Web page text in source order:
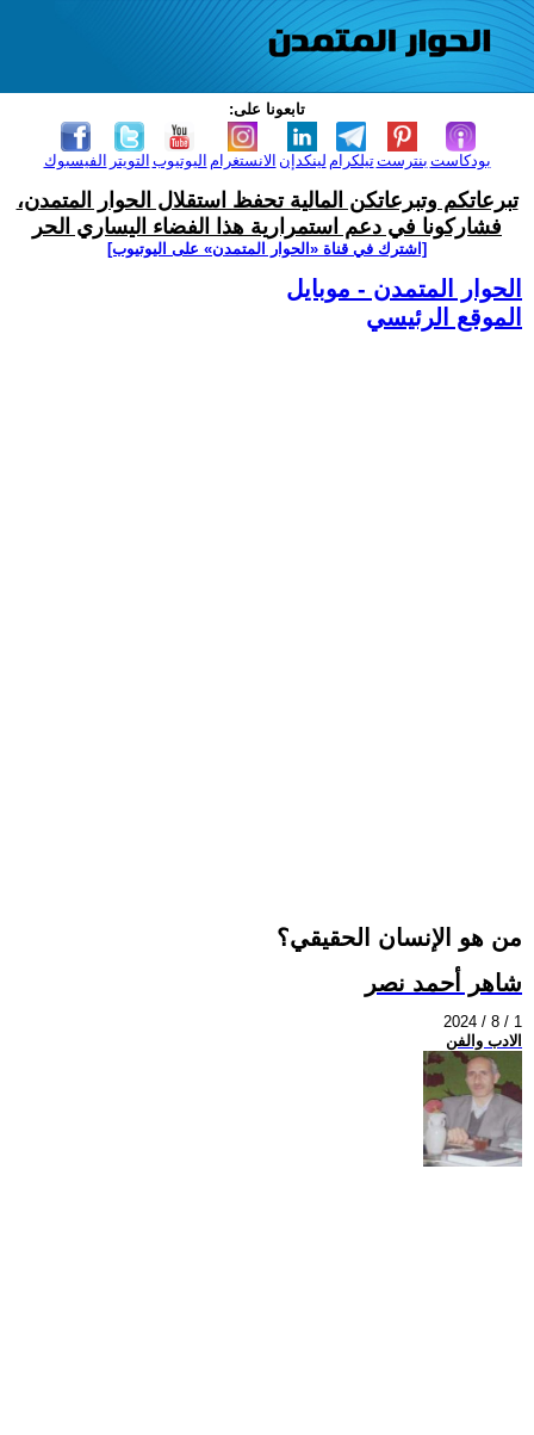
تابعونا على:
الفيسبوك التويتر اليوتيوب الانستغرام لينكدإن تيلكرامبنترست بودكاست
تبرعاتكم وتبرعاتكن المالية تحفظ استقلال الحوار المتمدن،
فشاركونا في دعم استمرارية هذا الفضاء اليساري الحر
[اشترك في قناة ‫«الحوار المتمدن» على اليوتيوب]
الحوار المتمدن - موبايل
الموقع الرئيسي
من هو الإنسان الحقيقي؟
شاهر أحمد نصر
2024 / 8 / 1
الادب والفن